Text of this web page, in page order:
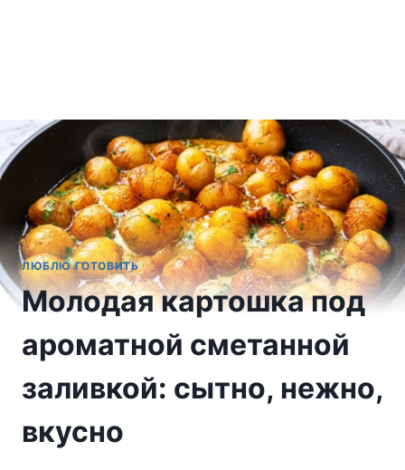
ЛЮБЛЮ ГОТОВИТЬ
Молодая картошка под
ароматной сметанной
заливкой: сытно, нежно,
вкусно